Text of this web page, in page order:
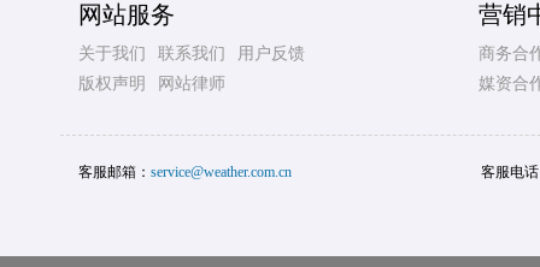
网站服务
关于我们 联系我们
用户反馈
版权声明
网站律师
营销
商务合
媒资合
客服邮箱： service@weather.com.cn 客服电